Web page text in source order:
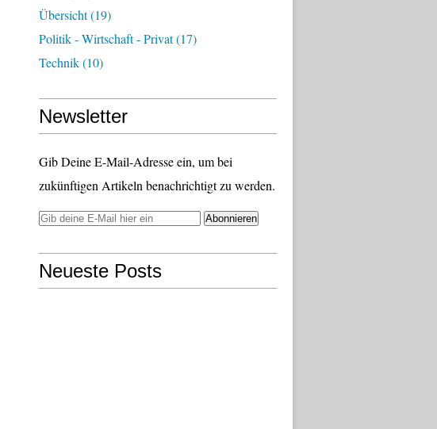
Übersicht(19)
Politik - Wirtschaft - Privat(17)
Technik(10)
Newsletter
Gib Deine E-Mail-Adresse ein, um bei
zukünftigen Artikeln benachrichtigt zu werden.
Neueste Posts